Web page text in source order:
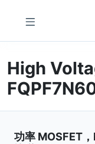
High
功率 MOSFET，